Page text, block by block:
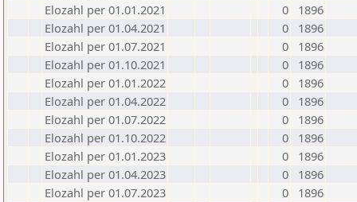
Elozahl per 01.01.2021
0
1896
Elozahl per 01.04.2021
0
1896
Elozahl per 01.07.2021
0
1896
Elozahl per 01.10.2021
0
1896
Elozahl per 01.01.2022
0
1896
Elozahl per 01.04.2022
0
1896
Elozahl per 01.07.2022
0
1896
Elozahl per 01.10.2022
0
1896
Elozahl per 01.01.2023
0
1896
Elozahl per 01.04.2023
0
1896
Elozahl per 01.07.2023
0
1896